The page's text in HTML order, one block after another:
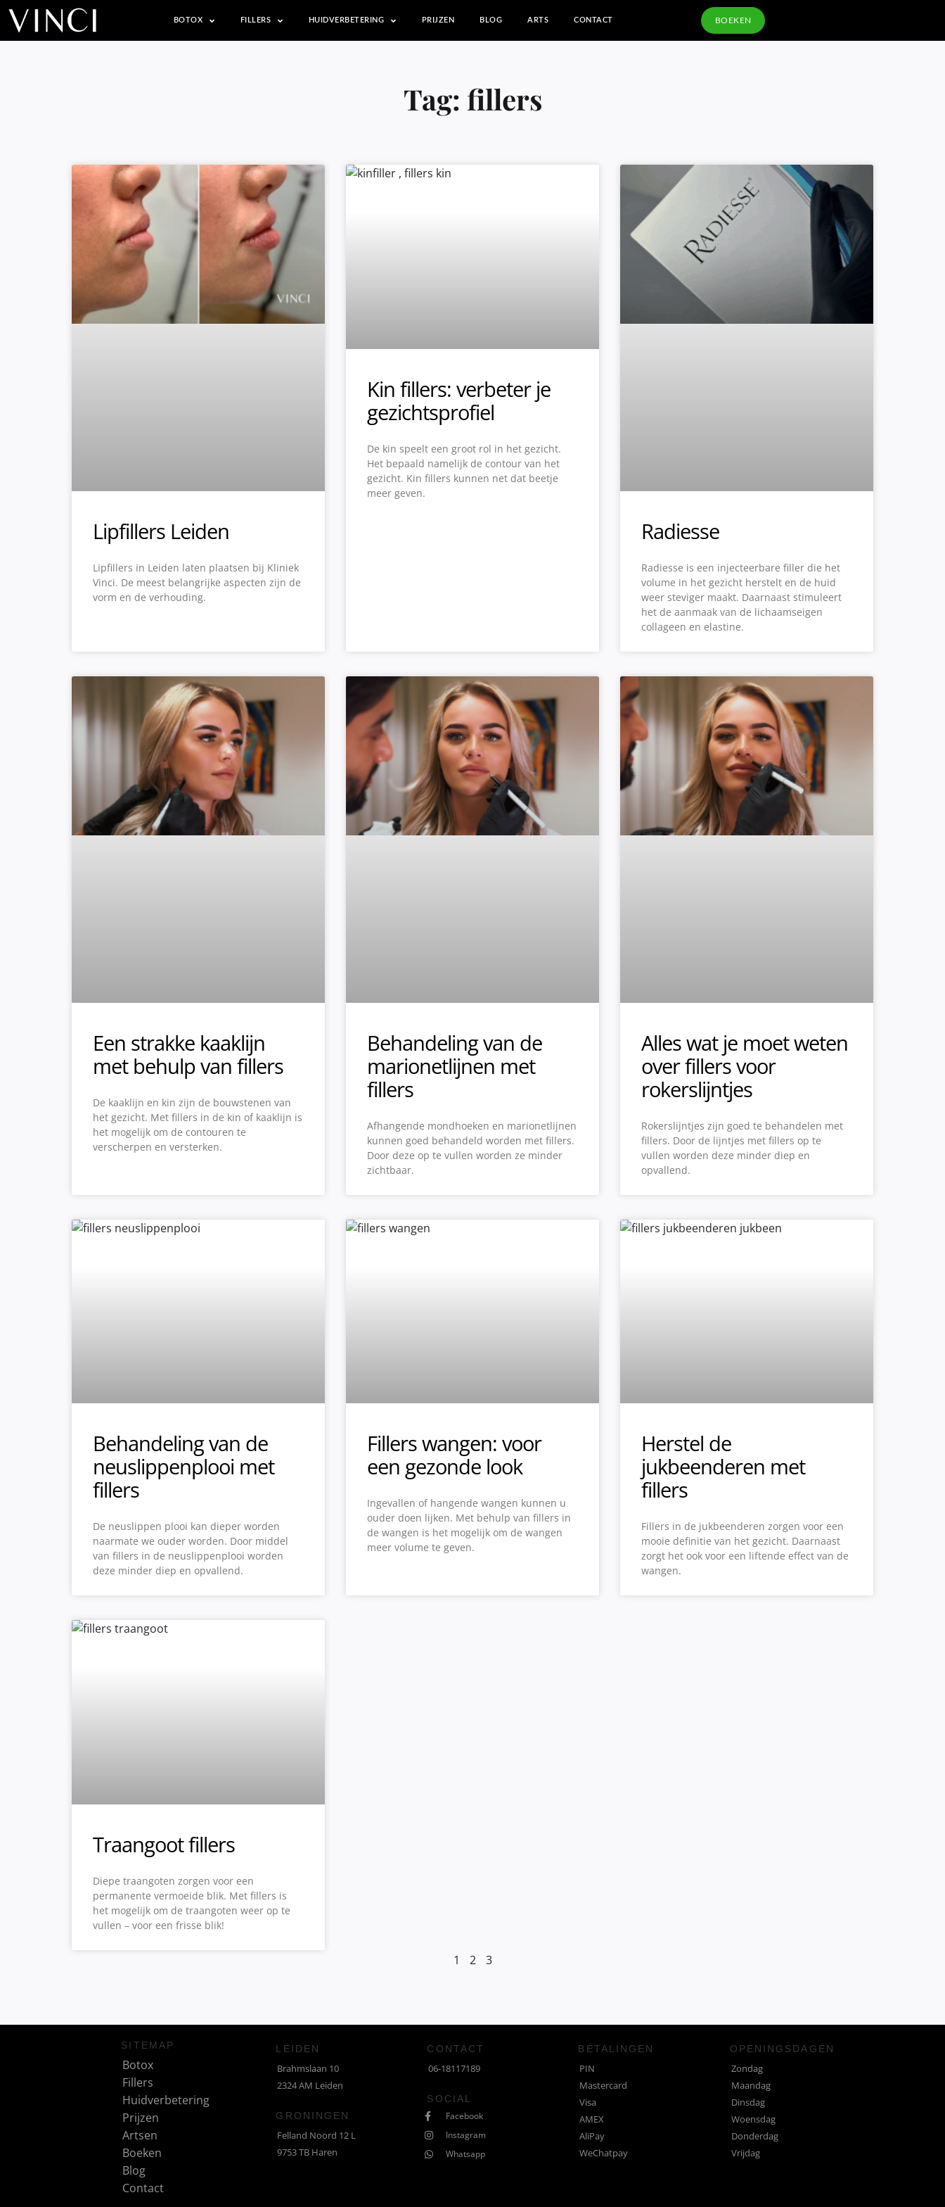
BOTOX FILLERS HUIDVERBETERING PRIJZEN BLOG ARTS CONTACT BOEKEN
Tag: fillers
Lipfillers Leiden
Lipfillers in Leiden laten plaatsen bij Kliniek
Vinci. De meest belangrijke aspecten zijn de
vorm en de verhouding.
Kin fillers: verbeter je
gezichtsprofiel
De kin speelt een groot rol in het gezicht.
Het bepaald namelijk de contour van het
gezicht. Kin fillers kunnen net dat beetje
meer geven.
Radiesse
Radiesse is een injecteerbare filler die het
volume in het gezicht herstelt en de huid
weer steviger maakt. Daarnaast stimuleert
het de aanmaak van de lichaamseigen
collageen en elastine.
Een strakke kaaklijn
met behulp van fillers
De kaaklijn en kin zijn de bouwstenen van
het gezicht. Met fillers in de kin of kaaklijn is
het mogelijk om de contouren te
verscherpen en versterken.
Behandeling van de
marionetlijnen met
fillers
Afhangende mondhoeken en marionetlijnen
kunnen goed behandeld worden met fillers.
Door deze op te vullen worden ze minder
zichtbaar.
Alles wat je moet weten
over fillers voor
rokerslijntjes
Rokerslijntjes zijn goed te behandelen met
fillers. Door de lijntjes met fillers op te
vullen worden deze minder diep en
opvallend.
Behandeling van de
neuslippenplooi met
fillers
De neuslippen plooi kan dieper worden
naarmate we ouder worden. Door middel
van fillers in de neuslippenplooi worden
deze minder diep en opvallend.
Fillers wangen: voor
een gezonde look
Ingevallen of hangende wangen kunnen u
ouder doen lijken. Met behulp van fillers in
de wangen is het mogelijk om de wangen
meer volume te geven.
Herstel de
jukbeenderen met
fillers
Fillers in de jukbeenderen zorgen voor een
mooie definitie van het gezicht. Daarnaast
zorgt het ook voor een liftende effect van de
wangen.
Traangoot fillers
Diepe traangoten zorgen voor een
permanente vermoeide blik. Met fillers is
het mogelijk om de traangoten weer op te
vullen – voor een frisse blik!
1 2 3
SITEMAP
Botox
Fillers
Huidverbetering
Prijzen
Artsen
Boeken
Blog
Contact
LEIDEN
Brahmslaan 10
2324 AM Leiden
GRONINGEN
Felland Noord 12 L
9753 TB Haren
CONTACT
06-18117189
SOCIAL
Facebook
Instagram
Whatsapp
BETALINGEN
PIN
Mastercard
Visa
AMEX
AliPay
WeChatpay
OPENINGSDAGEN
Zondag
Maandag
Dinsdag
Woensdag
Donderdag
Vrijdag